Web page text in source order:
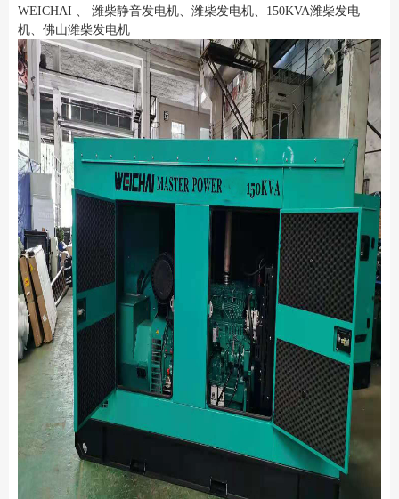
WEICHAI 、 潍柴静音发电机、潍柴发电机、150KVA潍柴发电
机、佛山潍柴发电机